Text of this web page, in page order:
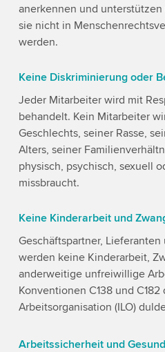
anerkennen und
sie nicht in
werden.
Keine Diskriminierung oder
Jeder Mitarbeiter wird mit
behandelt. Kein Mitarbeiter
Geschlechts, seiner Rasse,
Alters, seiner
physisch, psychisch, sexuell
missbraucht.
Keine Kinderarbeit und
Geschäftspartner,
werden keine Kinderarbeit,
anderweitige unfreiwillige
Konventionen C138 und
Arbeitsorganisation (ILO)
Arbeitssicherheit und